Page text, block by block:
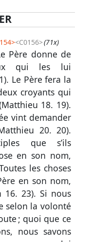
><C0156>(71x)
Père donne de
qui les lui
). Le Père fera la
croyants qui
Matthieu 18. 19).
vint demander
20. 20).
que s’ils
en son nom,
les choses
en son nom,
16. 23). Si nous
selon la volonté
; quoi que ce
nous savons